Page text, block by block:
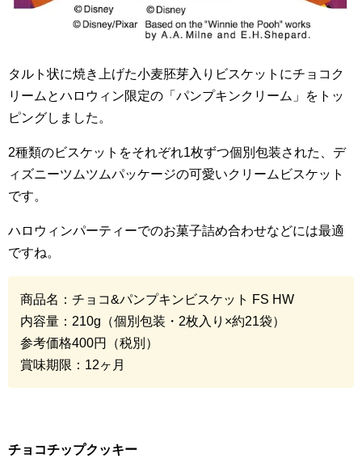
タルト状に焼き上げた小麦胚芽入りビスケットにチョコク
リームとハロウィン限定の「パンプキンクリーム」をトッ
ピングしました。
2種類のビスケットをそれぞれ1枚ずつ個別包装された、デ
ィズニーツムツムパッケージの可愛いクリームビスケット
です。
ハロウィンパーティーでのお菓子詰め合わせなどには最適
ですね。
商品名：チョコ&パンプキンビスケット FS HW
内容量： 210g （個別包装・ 2枚入り ×約21袋）
参考価格400円（税別）
賞味期限： 12ヶ月
チョコチップクッキー